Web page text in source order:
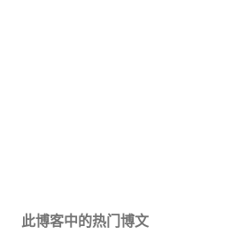
此博客中的热门博文